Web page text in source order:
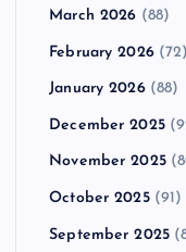
March 2026 (88)
February 2026(72)
January 2026(88)
December 2025
November 2025
October 2025(91)
September 2025